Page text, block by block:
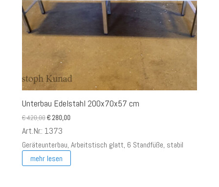
Unterbau Edelstahl 200x70x57 cm
€420,00Ursprünglicher
Preis
€ 420,00
€280,00Aktueller
€ 280,00.
Art.Nr.: 1373
Geräteunterbau, Arbeitstisch glatt, 6 Standfüße, stabil
mehr lesen